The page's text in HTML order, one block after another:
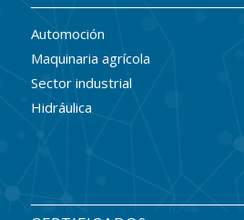
Automoción
Maquinaria agrícola
Sector industrial
Hidráulica